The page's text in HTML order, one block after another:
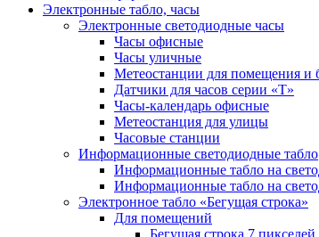
Электронные табло, часы
Электронные светодиодные часы
Часы офисные
Часы уличные
Метеостанции для помещения и
Датчики для часов серии «Т»
Часы-календарь офисные
Метеостанция для улицы
Часовые станции
Информационные светодиодные табло
Информационные табло на
Информационные табло на
Электронное табло «Бегущая строка»
Для помещений
Бегущая строка 7 пикселей